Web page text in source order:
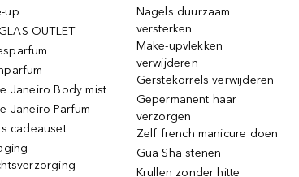
up
OUTLET
Janeiro Body mist
Janeiro Parfum
cadeauset
Nagels duurzaam
versterken
Make-upvlekken
verwijderen
Gerstekorrels verwijderen
Gepermanent haar
verzorgen
Zelf french manicure doen
Gua Sha stenen
Krullen zonder hitte